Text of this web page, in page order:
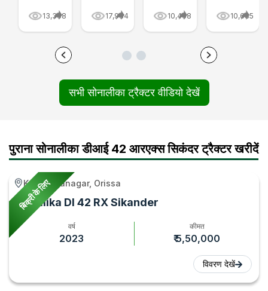
Gold
Review
&
Features
2026
–
Tractor
13,368
Gold
Features
Review
Video
Tractor
Gyan
17,984
III
Video
|
Tractor
10,468
First
with
Tractor
Gyan
10,685
सभी सोनालीका ट्रैक्टर वीडियो देखें
पुराना सोनालीका डीआई 42 आरएक्स सिकंदर ट्रैक्टर खरीदें
बिक्री के लिए
Kabisuryanagar, Orissa
Sonalika DI 42 RX Sikander
वर्ष
2023
कीमत
₹ 5,50,000
विवरण देखें